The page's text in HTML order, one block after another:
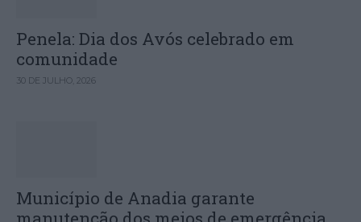
Penela: Dia dos Avós celebrado em
comunidade
30 DE JULHO, 2026
Município de Anadia garante